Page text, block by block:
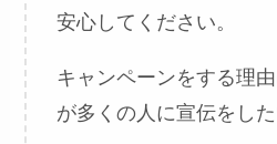
安心してください。
キャンペーンをする理
が多くの人に宣伝をし